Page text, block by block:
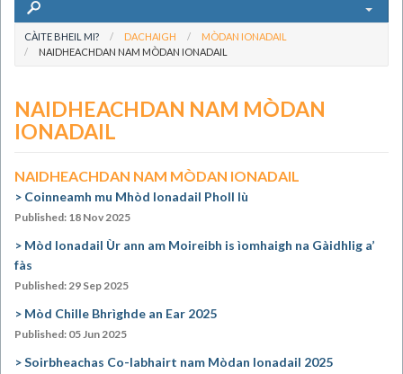
CÀITE BHEIL MI? DACHAIGH
MÒDAN IONADAIL
NAIDHEACHDAN NAM MÒDAN IONADAIL
NAIDHEACHDAN NAM MÒDAN
IONADAIL
NAIDHEACHDAN NAM MÒDAN IONADAIL
Coinneamh mu Mhòd Ionadail Pholl Iù
Published: 18 Nov 2025
Mòd Ionadail Ùr ann am Moireibh is ìomhaigh na Gàidhlig a’
fàs
Published: 29 Sep 2025
Mòd Chille Bhrìghde an Ear 2025
Published: 05 Jun 2025
Soirbheachas Co-labhairt nam Mòdan Ionadail 2025